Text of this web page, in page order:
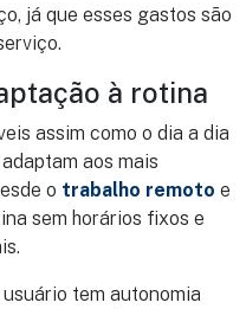
já que esses gastos são
à rotina
assim como o dia a dia
aos mais
o trabalho remoto e
sem horários fixos e
tem autonomia